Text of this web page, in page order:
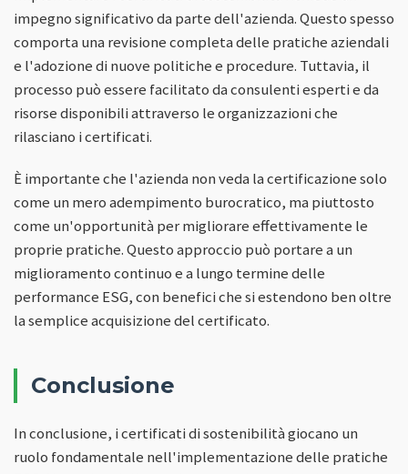
impegno significativo da parte dell'azienda. Questo spesso
comporta una revisione completa delle pratiche aziendali
e l'adozione di nuove politiche e procedure. Tuttavia, il
processo può essere facilitato da consulenti esperti e da
risorse disponibili attraverso le organizzazioni che
rilasciano i certificati.
È importante che l'azienda non veda la certificazione solo
come un mero adempimento burocratico, ma piuttosto
come un'opportunità per migliorare effettivamente le
proprie pratiche. Questo approccio può portare a un
miglioramento continuo e a lungo termine delle
performance ESG, con benefici che si estendono ben oltre
la semplice acquisizione del certificato.
Conclusione
In conclusione, i certificati di sostenibilità giocano un
ruolo fondamentale nell'implementazione delle pratiche